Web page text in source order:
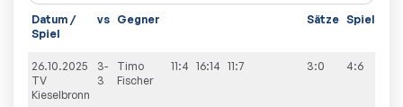
Datum /
Spiel
vs Gegner Sätze Spiele
26.10.2025
TV
Kieselbronn
3-
3
Timo
Fischer
11:4 16:14 11:7 3:0 4:6